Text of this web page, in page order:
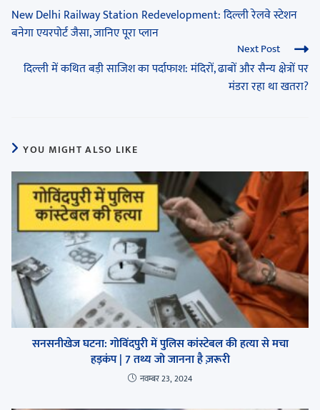
New Delhi Railway Station Redevelopment: दिल्ली रेलवे स्टेशन
बनेगा एयरपोर्ट जैसा, जानिए पूरा प्लान
Next Post
दिल्ली में कथित बड़ी साजिश का पर्दाफाश: मंदिरों, ढाबों और सैन्य क्षेत्रों पर
मंडरा रहा था खतरा?
YOU MIGHT ALSO LIKE
सनसनीखेज घटना: गोविंदपुरी में पुलिस कांस्टेबल की हत्या से मचा
हड़कंप | 7 तथ्य जो जानना है ज़रूरी
नवम्बर 23, 2024